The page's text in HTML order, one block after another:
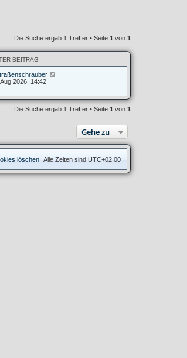
Die Suche ergab 1 Treffer • Seite 1 von 1
BEITRAG
2026, 14:42
Die Suche ergab 1 Treffer • Seite 1 von 1
Gehe zu
Alle Zeiten sind UTC+02:00
löschen